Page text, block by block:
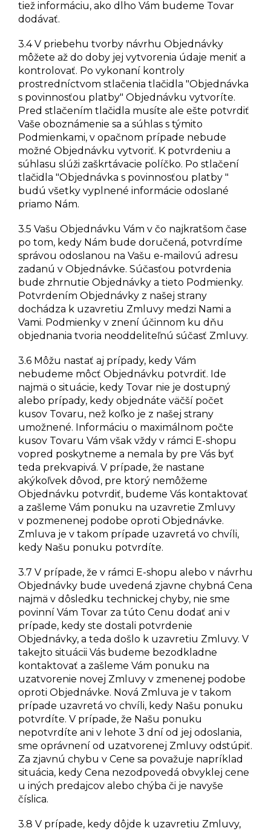
tiež informáciu, ako dlho Vám budeme Tovar
dodávať.
3.4 V priebehu tvorby návrhu Objednávky
môžete až do doby jej vytvorenia údaje meniť a
kontrolovať. Po vykonaní kontroly
prostredníctvom stlačenia tlačidla "Objednávka
s povinnosťou platby" Objednávku vytvoríte.
Pred stlačením tlačidla musíte ale ešte potvrdiť
Vaše oboznámenie sa a súhlas s týmito
Podmienkami, v opačnom prípade nebude
možné Objednávku vytvoriť. K potvrdeniu a
súhlasu slúži zaškrtávacie políčko. Po stlačení
tlačidla "Objednávka s povinnosťou platby "
budú všetky vyplnené informácie odoslané
priamo Nám.
3.5 Vašu Objednávku Vám v čo najkratšom čase
po tom, kedy Nám bude doručená, potvrdíme
správou odoslanou na Vašu e-mailovú adresu
zadanú v Objednávke. Súčasťou potvrdenia
bude zhrnutie Objednávky a tieto Podmienky.
Potvrdením Objednávky z našej strany
dochádza k uzavretiu Zmluvy medzi Nami a
Vami. Podmienky v znení účinnom ku dňu
objednania tvoria neoddeliteľnú súčasť Zmluvy.
3.6 Môžu nastať aj prípady, kedy Vám
nebudeme môcť Objednávku potvrdiť. Ide
najmä o situácie, kedy Tovar nie je dostupný
alebo prípady, kedy objednáte väčší počet
kusov Tovaru, než koľko je z našej strany
umožnené. Informáciu o maximálnom počte
kusov Tovaru Vám však vždy v rámci E-shopu
vopred poskytneme a nemala by pre Vás byť
teda prekvapivá. V prípade, že nastane
akýkoľvek dôvod, pre ktorý nemôžeme
Objednávku potvrdiť, budeme Vás kontaktovať
a zašleme Vám ponuku na uzavretie Zmluvy
v pozmenenej podobe oproti Objednávke.
Zmluva je v takom prípade uzavretá vo chvíli,
kedy Našu ponuku potvrdíte.
3.7 V prípade, že v rámci E-shopu alebo v návrhu
Objednávky bude uvedená zjavne chybná Cena
najmä v dôsledku technickej chyby, nie sme
povinní Vám Tovar za túto Cenu dodať ani v
prípade, kedy ste dostali potvrdenie
Objednávky, a teda došlo k uzavretiu Zmluvy. V
takejto situácii Vás budeme bezodkladne
kontaktovať a zašleme Vám ponuku na
uzatvorenie novej Zmluvy v zmenenej podobe
oproti Objednávke. Nová Zmluva je v takom
prípade uzavretá vo chvíli, kedy Našu ponuku
potvrdíte. V prípade, že Našu ponuku
nepotvrdíte ani v lehote 3 dní od jej odoslania,
sme oprávnení od uzatvorenej Zmluvy odstúpiť.
Za zjavnú chybu v Cene sa považuje napríklad
situácia, kedy Cena nezodpovedá obvyklej cene
u iných predajcov alebo chýba či je navyše
číslica.
3.8 V prípade, kedy dôjde k uzavretiu Zmluvy,